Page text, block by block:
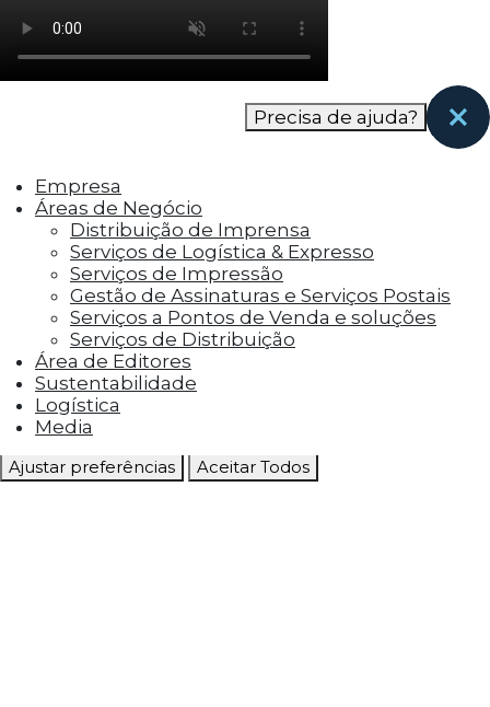
como os visitantes interagem com o site. Esses
cookies ajudam a fornecer informações sobre
as métricas do número de visitantes, taxa de
rejeição, origem do tráfego, etc.
funcionalidades, como compartilhar o
conteúdo do site em plataformas de social
media, coletar feedbacks e outros recursos de
terceiros.
Cookies Marketing
Os cookies de marketing são usados para
entregar aos visitantes anúncios
personalizados com base nas páginas que eles
visitaram antes e analisar a eficácia da
campanha publicitária.
Ajustar preferências Aceitar Todos
Precisa de ajuda?
Empresa
Áreas de Negócio
Distribuição de Imprensa
Serviços de Logística & Expresso
Serviços de Impressão
Gestão de Assinaturas e Serviços Postais
Serviços a Pontos de Venda e soluções
Serviços de Distribuição
Área de Editores
Sustentabilidade
Logística
Media